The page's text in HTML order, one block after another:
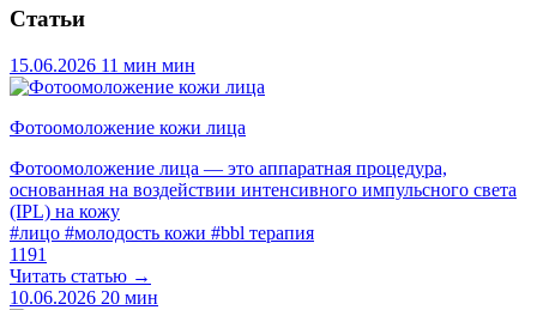
Статьи
15.06.2026 11 мин мин
Фотоомоложение кожи лица
Фотоомоложение лица — это аппаратная процедура,
основанная на воздействии интенсивного импульсного света
(IPL) на кожу
#лицо #молодость кожи #bbl терапия
1191
Читать статью →
10.06.2026 20 мин